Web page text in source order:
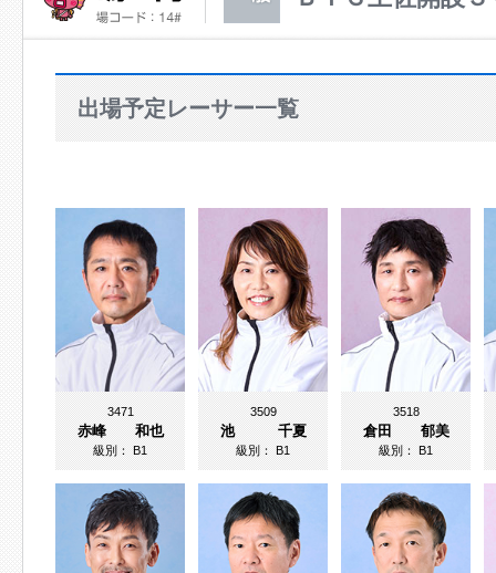
出場予定レーサー一覧
3471
赤峰 和也
級別：B1
3509
池 千夏
級別：B1
3518
倉田 郁美
級別：B1